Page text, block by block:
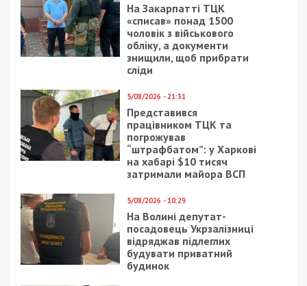
На Закарпатті ТЦК
«списав» понад 1500
чоловік з військового
обліку, а документи
знищили, щоб прибрати
сліди
5/08/2026 - 21:31
Представився
працівником ТЦК та
погрожував
“штрафбатом”: у Харкові
на хабарі $10 тисяч
затримали майора ВСП
5/08/2026 - 10:29
На Волині депутат-
посадовець Укрзалізниці
відряджав підлеглих
будувати приватний
будинок